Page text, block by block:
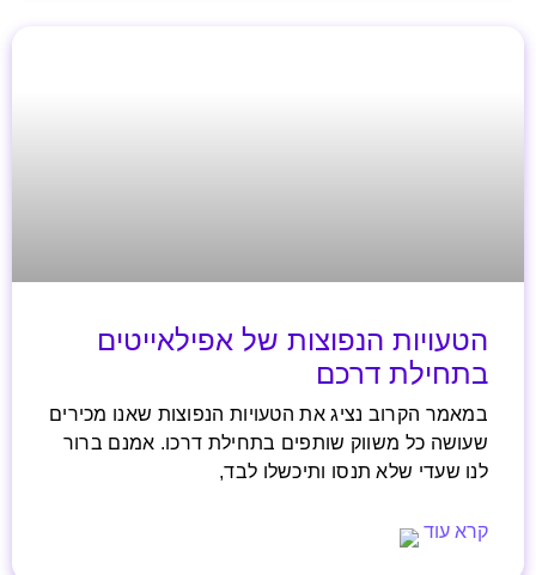
הטעויות הנפוצות של אפילאייטים
בתחילת דרכם
במאמר הקרוב נציג את הטעויות הנפוצות שאנו מכירים
שעושה כל משווק שותפים בתחילת דרכו. אמנם ברור
לנו שעדי שלא תנסו ותיכשלו לבד,
קרא עוד